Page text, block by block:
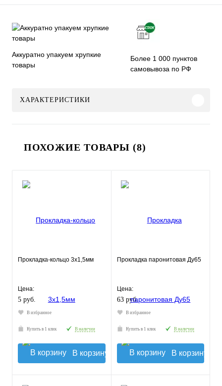
Аккуратно упакуем хрупкие
товары
Более 1 000 пунктов
самовывоза по РФ
ХАРАКТЕРИСТИКИ
ПОХОЖИЕ ТОВАРЫ (8)
Прокладка-кольцо 3х1,5мм
Цена:
5 руб.
В избранное
Купить в 1 клик В наличии
В корзину
Прокладка паронитовая Ду65
Цена:
63 руб.
В избранное
Купить в 1 клик В наличии
В корзину